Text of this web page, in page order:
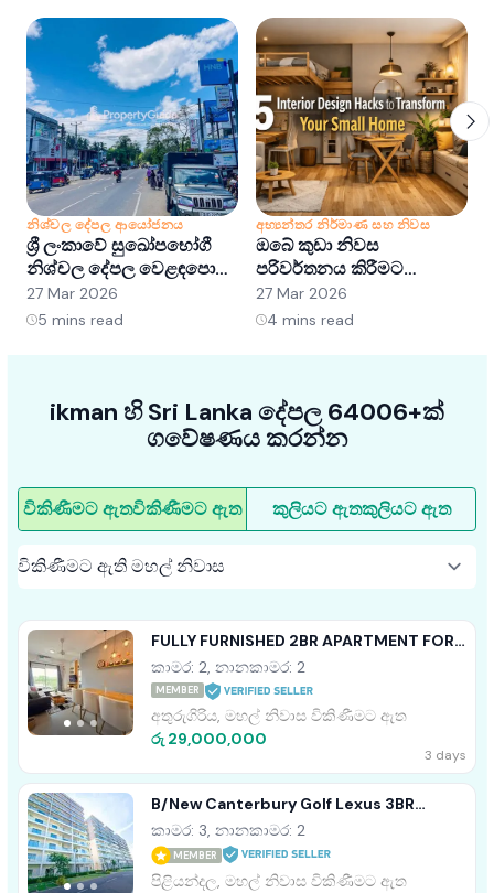
නිශ්චල දේපල ආයෝජනය
ශ්‍රී ලංකාවේ සුඛෝපභෝගී
නිශ්චල දේපල වෙළඳපොළ
අවබෝධ කර ගැනීම:
අවස්ථා සහ ප්‍රවණතා
27 Mar 2026
5 mins read
අභ්‍යන්තර නිර්මාණ සහ නිවස
ඔබේ කුඩා නිවස
පරිවර්තනය කිරීමට
අභ්‍යන්තර සැලසුම් හක්ක
5ක්
27 Mar 2026
4 mins read
ikman හි Sri Lanka දේපල 64006+ක්
ගවේෂණය කරන්න
විකිණීමට ඇතවිකිණීමට ඇත කුලියට ඇතකුලියට ඇත
FULLY FURNISHED 2BR APARTMENT FOR
SALE ARIYANA RESORT ATHURUGIRIYA
කාමර: 2, නානකාමර: 2
MEMBER
අතුරුගිරිය, මහල් නිවාස විකිණීමට ඇත
රු 29,000,000
3 days
B/New Canterbury Golf Lexus 3BR
Apartment For Sale In Piliyandala
කාමර: 3, නානකාමර: 2
MEMBER
පිළියන්දල, මහල් නිවාස විකිණීමට ඇත